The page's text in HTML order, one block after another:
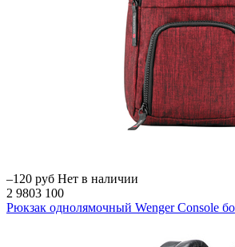
–120 руб Нет в наличии
2 9803 100
Рюкзак однолямочный Wenger Console